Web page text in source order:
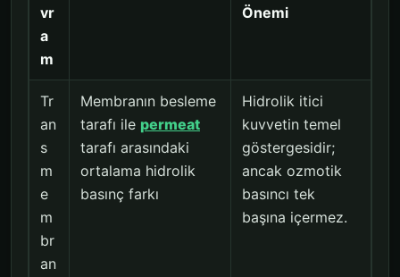
vr
a
m
Önemi
Tr
an
s
m
e
m
br
an
Membranın besleme
tarafı ile permeat
tarafı arasındaki
ortalama hidrolik
basınç farkı
Hidrolik itici
kuvvetin temel
göstergesidir;
ancak ozmotik
basıncı tek
başına içermez.